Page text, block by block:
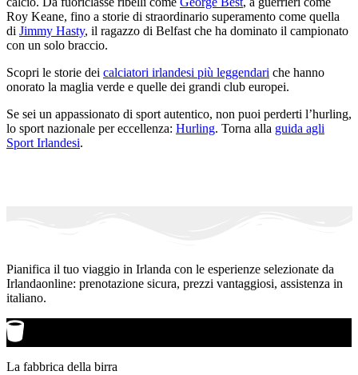
Roy Keane, fino a storie di straordinario superamento come quella
di Jimmy Hasty, il ragazzo di Belfast che ha dominato il campionato
con un solo braccio.
Scopri le storie dei calciatori irlandesi più leggendari che hanno
onorato la maglia verde e quelle dei grandi club europei.
Se sei un appassionato di sport autentico, non puoi perderti l’hurling,
lo sport nazionale per eccellenza: Hurling. Torna alla guida agli
Sport Irlandesi.
Pianifica il tuo viaggio in Irlanda con le esperienze selezionate da
Irlandaonline: prenotazione sicura, prezzi vantaggiosi, assistenza in
italiano.
La fabbrica della birra